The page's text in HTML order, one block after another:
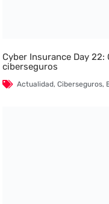
Cyber Insurance Day
ciberseguros
Actualidad,Ciberseguros,